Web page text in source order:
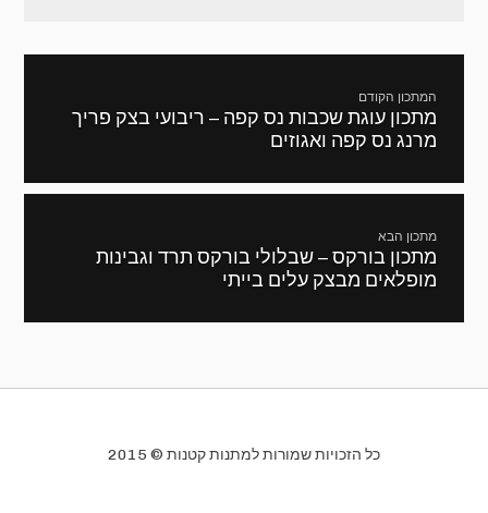
המתכון הקודם
מתכון
קודם:
מתכון עוגת שכבות נס קפה – ריבועי בצק פריך
מרנג נס קפה ואגוזים
מתכון הבא
המתכון
הבא:
מתכון בורקס – שבלולי בורקס תרד וגבינות
מופלאים מבצק עלים בייתי
כל הזכויות שמורות למתנות קטנות © 2015